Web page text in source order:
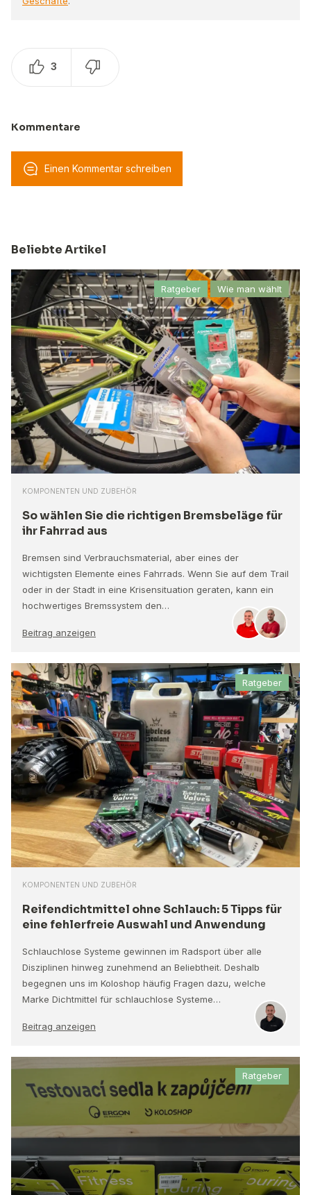
3
Kommentare
Einen Kommentar schreiben
Beliebte Artikel
Ratgeber Wie man wählt
KOMPONENTEN UND ZUBEHÖR
So wählen Sie die richtigen Bremsbeläge für
ihr Fahrrad aus
Bremsen sind Verbrauchsmaterial, aber eines der
wichtigsten Elemente eines Fahrrads. Wenn Sie auf dem Trail
oder in der Stadt in eine Krisensituation geraten, kann ein
hochwertiges Bremssystem den…
Beitrag anzeigen
Ratgeber
KOMPONENTEN UND ZUBEHÖR
Reifendichtmittel ohne Schlauch: 5 Tipps für
eine fehlerfreie Auswahl und Anwendung
Schlauchlose Systeme gewinnen im Radsport über alle
Disziplinen hinweg zunehmend an Beliebtheit. Deshalb
begegnen uns im Koloshop häufig Fragen dazu, welche
Marke Dichtmittel für schlauchlose Systeme…
Beitrag anzeigen
Ratgeber